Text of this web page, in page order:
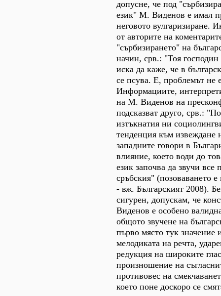
допусне, че под
език" М. Виденов е имал
неговото вулгаризиране.
от авторите на
"сърбизирането" на
начин, срв.: "Тоя господин
иска да каже, че в
се псува. Е, проблемът не
Информациите,
на М. Виденов на
подсказват друго, срв.:
изтъкнатия ни
тенденция към извеждане
западните говори в
влияние, което води до
език започва да звучи все
сръбския" (позоваването
- вж. Българският 2008).
сигурен, допускам, че
Виденов е особено
общото звучене на
първо място тук значение
мелодиката на речта,
редукция на широките
произношение на
противовес на
което поне доскоро се